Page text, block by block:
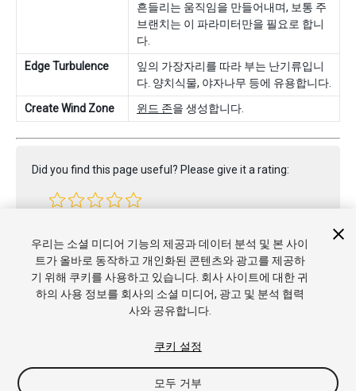
흔들리는 움직임을 만들어내며, 보통 주
브랜치는 이 파라미터만을 필요로 합니
다.
Edge Turbulence
잎의 가장자리를 따라 부는 난기류입니
다. 양치식물, 야자나무 등에 유용합니다.
Create Wind Zone
윈드 존을 생성합니다.
Did you find this page useful? Please give it a rating:
우리는 소셜 미디어 기능의 제공과 데이터 분석 및 본 사이
트가 올바로 동작하고 개인화된 콘텐츠와 광고를 제공하
기 위해 쿠키를 사용하고 있습니다. 회사 사이트에 대한 귀
하의 사용 정보를 회사의 소셜 미디어, 광고 및 분석 협력
사와 공유합니다.
쿠키 설정
모두 거부